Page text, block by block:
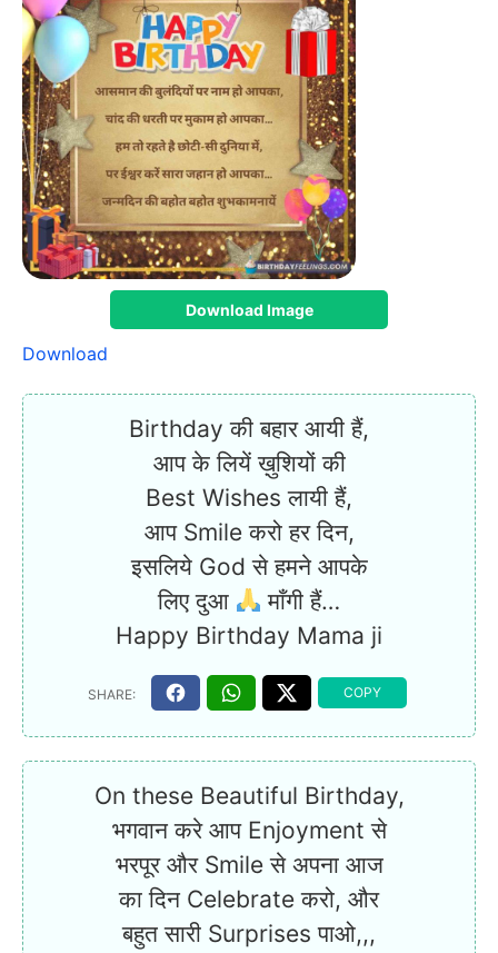
Download Image
Download
Birthday की बहार आयी हैं,
आप के लियें ख़ुशियों की
Best Wishes लायी हैं,
आप Smile करो हर दिन,
इसलिये God से हमने आपके
लिए दुआ
माँगी हैं…
Happy Birthday Mama ji
On these Beautiful Birthday,
भगवान करे आप Enjoyment से
भरपूर और Smile से अपना आज
का दिन Celebrate करो, और
बहुत सारी Surprises पाओ,,,